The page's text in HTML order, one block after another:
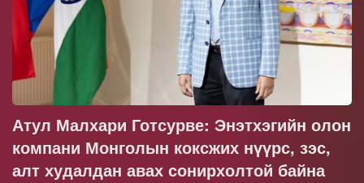
Атул Малхари Готсурве: Энэтхэгийн олон
компани Монголын коксжих нүүрс, зэс,
алт худалдан авах сонирхолтой байна